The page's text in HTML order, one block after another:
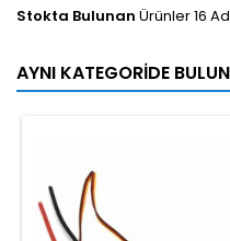
Stokta Bulunan Ürünler 16
AYNI KATEGORIDE